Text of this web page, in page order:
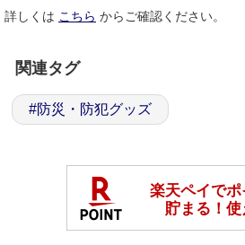
詳しくは こちら からご確認ください。
関連タグ
#防災・防犯グッズ